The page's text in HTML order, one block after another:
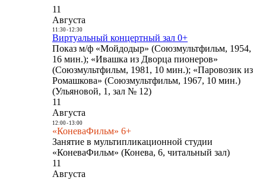
11
Августа
11:30- 12:30
Виртуальный концертный зал 0+
Показ м/ф «Мойдодыр» (Союзмультфильм, 1954,
16 мин.); «Ивашка из Дворца пионеров»
(Союзмультфильм, 1981, 10 мин.); «Паровозик из
Ромашкова» (Союзмультфильм, 1967, 10 мин.)
(Ульяновой, 1, зал № 12)
11
Августа
12:00- 13:00
«КоневаФильм» 6+
Занятие в мультипликационной студии
«КоневаФильм» (Конева, 6, читальный зал)
11
Августа